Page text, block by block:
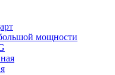
мощности